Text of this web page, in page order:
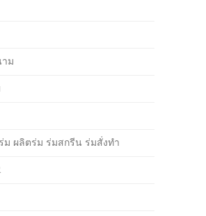
ม
ม ผลิตร่ม ร่มสกรีน ร่มสั่งทำ